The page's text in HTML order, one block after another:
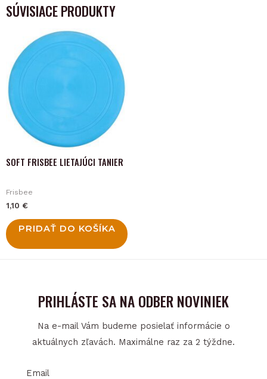
SÚVISIACE PRODUKTY
SOFT FRISBEE LIETAJÚCI TANIER
Frisbee
1,10 €
PRIDAŤ DO KOŠÍKA
PRIHLÁSTE SA NA ODBER NOVINIEK
Na e-mail Vám budeme posielať informácie o
aktuálnych zľavách. Maximálne raz za 2 týždne.
Email